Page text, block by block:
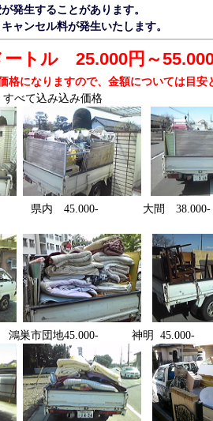
発生することがあります。
ャンセル料が発生いたします。
ートル 25.000円～
格になりますので、金額については目安
べて込み込み価格
大間 38.000-
市団地45.000- 神明 45.000-